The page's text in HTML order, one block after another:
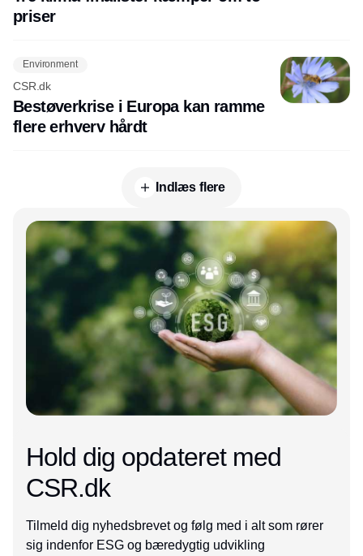
priser
Environment
CSR.dk
Bestøverkrise i Europa kan ramme
flere erhverv hårdt
Indlæs flere
Annonce
Hold dig opdateret med
CSR.dk
Tilmeld dig nyhedsbrevet og følg med i alt som rører
sig indenfor ESG og bæredygtig udvikling